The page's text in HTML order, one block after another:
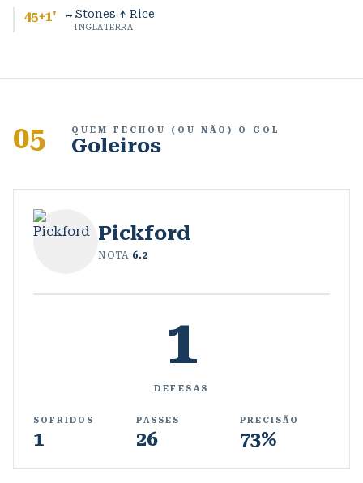
45+1' ↔ Stones ↑ Rice
INGLATERRA
05 QUEM FECHOU (OU NÃO) O GOL
Goleiros
Pickford
NOTA 6.2
1
DEFESAS
SOFRIDOS
1
PASSES
26
PRECISÃO
73%